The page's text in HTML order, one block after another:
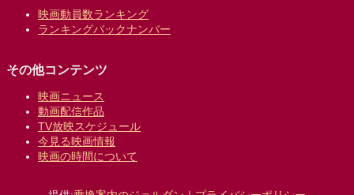
映画動員数ランキング
ランキングバックナンバー
その他コンテンツ
映画ニュース
動画配信作品
TV放映スケジュール
今見る映画情報
映画の時間について